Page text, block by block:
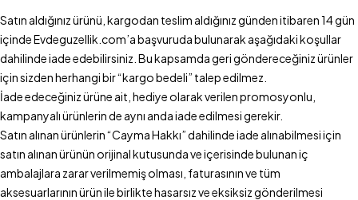
Satın aldığınız ürünü, kargodan teslim aldığınız günden itibaren 14 gün
içinde Evdeguzellik.com’a başvuruda bulunarak aşağıdaki koşullar
dahilinde iade edebilirsiniz. Bu kapsamda geri göndereceğiniz ürünler
için sizden herhangi bir “kargo bedeli” talep edilmez.
İade edeceğiniz ürüne ait, hediye olarak verilen promosyonlu,
kampanyalı ürünlerin de aynı anda iade edilmesi gerekir.
Satın alınan ürünlerin “Cayma Hakkı” dahilinde iade alınabilmesi için
satın alınan ürünün orijinal kutusunda ve içerisinde bulunan iç
ambalajlara zarar verilmemiş olması, faturasının ve tüm
aksesuarlarının ürün ile birlikte hasarsız ve eksiksiz gönderilmesi